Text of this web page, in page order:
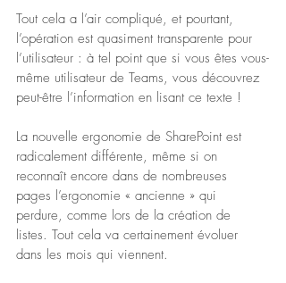
Tout cela a l’air compliqué, et pourtant,
l’opération est quasiment transparente pour
l’utilisateur : à tel point que si vous êtes vous-
même utilisateur de Teams, vous découvrez
peut-être l’information en lisant ce texte !
La nouvelle ergonomie de SharePoint est
radicalement différente, même si on
reconnaît encore dans de nombreuses
pages l’ergonomie « ancienne » qui
perdure, comme lors de la création de
listes. Tout cela va certainement évoluer
dans les mois qui viennent.